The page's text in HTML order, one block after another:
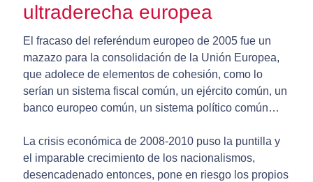
ultraderecha europea
El fracaso del referéndum europeo de 2005 fue un
mazazo para la consolidación de la Unión Europea,
que adolece de elementos de cohesión, como lo
serían un sistema fiscal común, un ejército común, un
banco europeo común, un sistema político común…
La crisis económica de 2008-2010 puso la puntilla y
el imparable crecimiento de los nacionalismos,
desencadenado entonces, pone en riesgo los propios